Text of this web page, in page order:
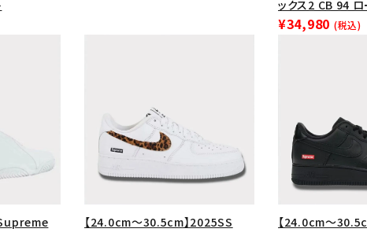
ックス2 CB 94
¥34,980 (税込)
【24.0cm～30.5cm】2025SS
【24.0cm～